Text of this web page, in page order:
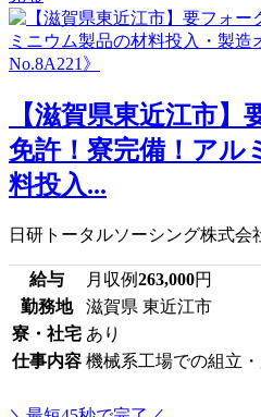
【滋賀県東近江市】
免許！寮完備！アル
料投入...
日研トータルソーシング株式会
給与 月収例263,000円
勤務地
滋賀県 東近江市
寮・社宅 あり
仕事内容 機械系工場での組立